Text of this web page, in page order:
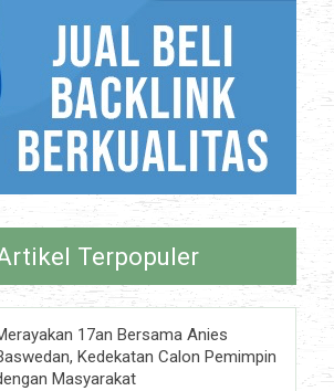
Terpopuler
17an Bersama Anies
Kedekatan Calon Pemimpin
Masyarakat